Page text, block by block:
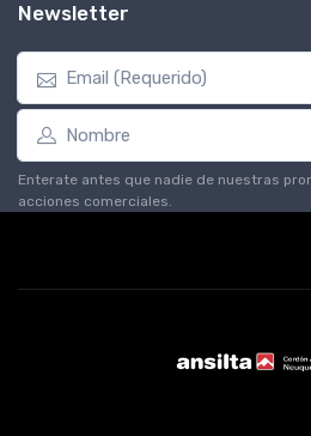
Newsletter
Enterate antes que nadie de nuestras
acciones comerciales.